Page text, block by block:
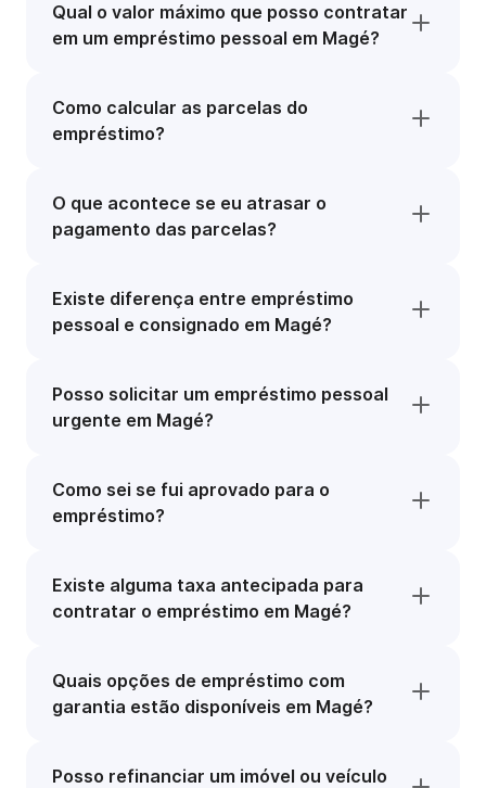
Qual o valor máximo que posso contratar
em um empréstimo pessoal em Magé?
Como calcular as parcelas do
empréstimo?
O que acontece se eu atrasar o
pagamento das parcelas?
Existe diferença entre empréstimo
pessoal e consignado em Magé?
Posso solicitar um empréstimo pessoal
urgente em Magé?
Como sei se fui aprovado para o
empréstimo?
Existe alguma taxa antecipada para
contratar o empréstimo em Magé?
Quais opções de empréstimo com
garantia estão disponíveis em Magé?
Posso refinanciar um imóvel ou veículo